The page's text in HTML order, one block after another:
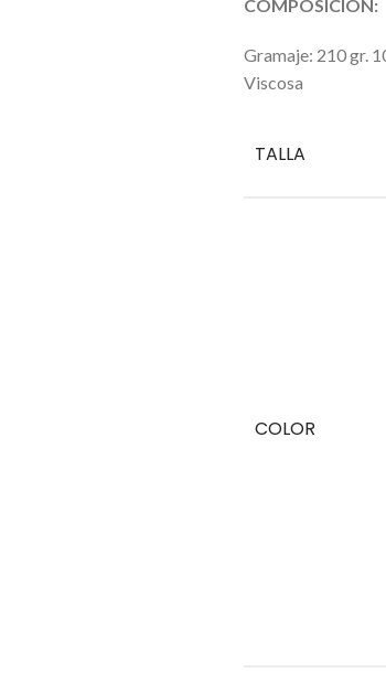
COMPOSICION:
Gramaje: 210 gr.
Viscosa
TALLA
COLOR